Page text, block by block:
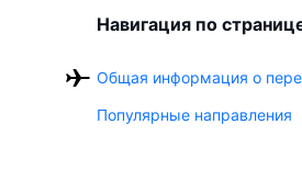
Навигация по
Общая информация о
Популярные направления